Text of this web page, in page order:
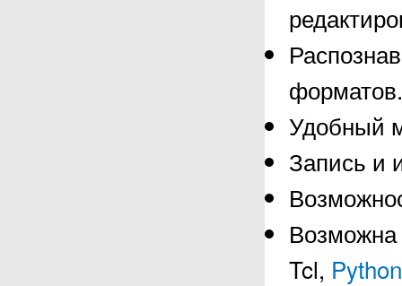
форматов.
Удобный
Запись и
Возможна
Tcl, Python